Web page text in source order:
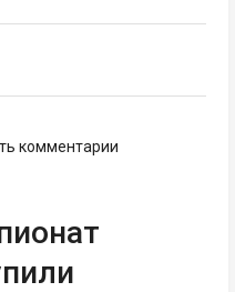
комментарии